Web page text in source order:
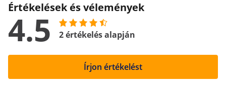
Értékelések és vélemények
4.5 2 értékelés alapján
Írjon értékelést